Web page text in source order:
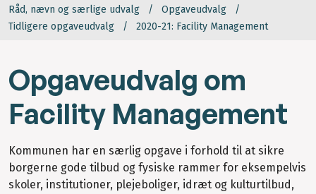
Råd, nævn og særlige udvalg
Opgaveudvalg
Tidligere opgaveudvalg
2020-21: Facility Management
Opgaveudvalg om
Facility Management
Kommunen har en særlig opgave i forhold til at sikre
borgerne gode tilbud og fysiske rammer for eksempelvis
skoler, institutioner, plejeboliger, idræt og kulturtilbud,